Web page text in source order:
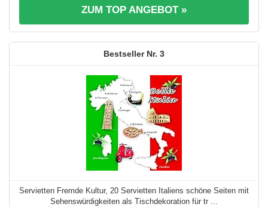
ZUM TOP ANGEBOT »
3
Servietten Fremde Kultur, 20 Servietten Italiens schöne Seiten mit
Sehenswürdigkeiten als Tischdekoration für tr ...